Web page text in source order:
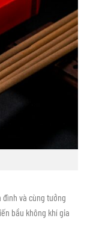
đình và cùng tưởng
bầu không khí gia